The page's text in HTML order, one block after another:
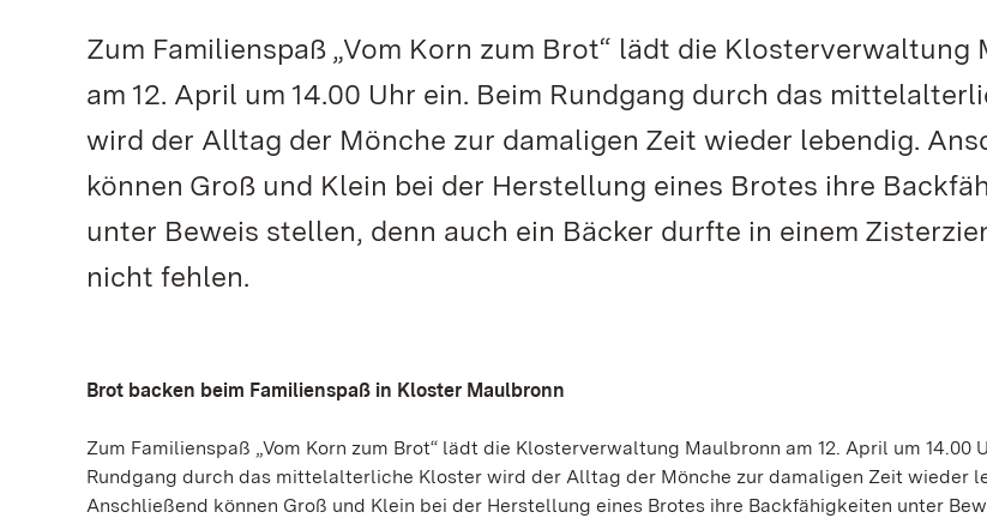
Zum Familienspaß „Vom Korn zum Brot“ lädt die Klosterverwaltung
am 12. April um 14.00 Uhr ein. Beim Rundgang durch das
wird der Alltag der Mönche zur damaligen Zeit wieder lebendig.
können Groß und Klein bei der Herstellung eines Brotes ihre
unter Beweis stellen, denn auch ein Bäcker durfte in einem
nicht fehlen.
Brot backen beim Familienspaß in Kloster Maulbronn
Zum Familienspaß „Vom Korn zum Brot“ lädt die Klosterverwaltung Maulbronn am 12. April um 14.00
Rundgang durch das mittelalterliche Kloster wird der Alltag der Mönche zur damaligen Zeit wieder
Anschließend können Groß und Klein bei der Herstellung eines Brotes ihre Backfähigkeiten unter